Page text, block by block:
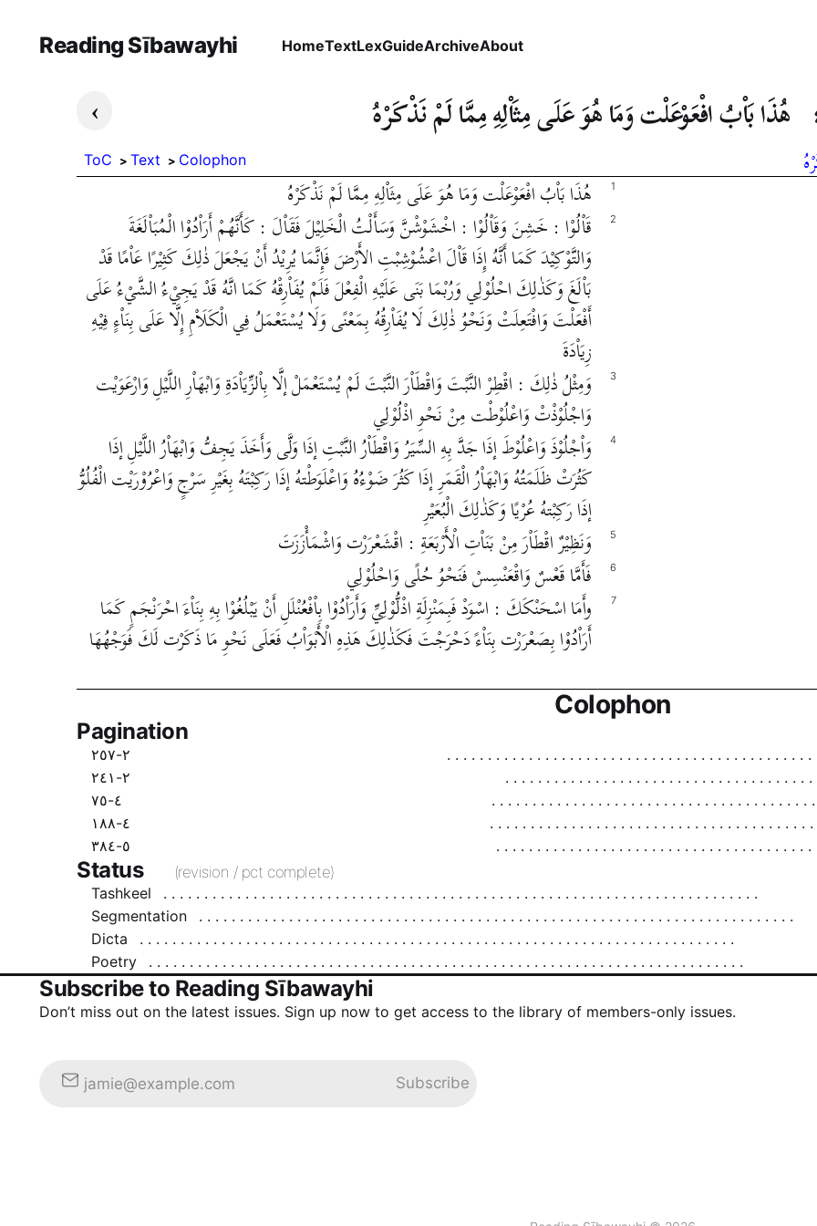
Reading Sībawayhi HomeTextLexGuideArchiveAbout
› هُذَا بَاْبُ افْعَوْعَلْت وَمَا هُوَ عَلَى مِثَاْلِهِ مِمَّا لَمْ نَذْكَرْهُ
ToC Text Colophon
هُذَا بَاْبُ افْعَوْعَلْت وَمَا هُوَ عَلَى مِثَاْلِهِ مِمَّا لَمْ نَذْكَرْهُ
1
قَاْلُوْا : خَشِنَ وَقَاْلُوْا : اخْشَوْشْنَّ وَسَأَلْتُ الْخَلِيْلَ فَقَاْلَ : كَأَنَّهُمْ أَرَاْدُوْا الْمُبَاْلَغَةَ
وَالتَّوْكِيْدَ كَمَا أَنَّهُ إِذَا قَاْلَ اعْشُوْشِبْتِ الأَرْضَ فَإِنَّمَا يُرِيْدُ أَنْ يَجْعَلَ ذٰلِكَ كَثِيْرًا عَاْمًا قَدْ
بَاْلَغَ وَكَذٰلِكَ احْلُوْلِي وَرُبْمَا بَنَى عَلَيْهِ الْفِعْلَ فَلَمْ يُفَاْرِقْهُ كَمَا انَّهُ قَدْ يَجِيْءُ الشَّيْءُ عَلَى
أَفْعَلْتَ وَافْتَعِلَتْ وَنَحْوُ ذٰلِكَ لَا يُفَاْرِقُهُ بِمَعْنًى وَلَا يُسْتَعْمَلُ فِي الْكَلَاْمِ إِلَّا عَلَى بِنَاْءٍ فِيْهِ
زِيَاْدَةَ
2
وَمِثْلُ ذٰلِكَ : اقْطِرْ النَّبْتَ وَاقْطَاْرَ النَّبْتَ لَمْ يُسْتَعْمَلْ إلَّا بِاْلزِّيَاْدَةِ وَابْهَاْرِ اللَّيْلِ وَارْعَوَيْت
وَاجْلُوْذْتْ وَاعْلُوْطْت مِنْ نَحْوِ اذْلُوْلِي
3
وَاْجْلُوْذَ وَاعْلُوْطَ إذَا جَدَّ بِهِ السِّيَرُ وَاقْطَاْرُ النَّبْتِ إذَا وَلَّى وَأَخَذَ يَجِفُّ وَابْهَاْرُ اللَّيْلِ إذَا
كَثُرَتْ ظَلَمَتُهُ وَابْهَاْرُ الْقَمَرِ إذَا كَثُرَ ضَوْءُهُ وَاعْلَوَطْتهُ إذَا رَكِبْتَهُ بِغَيْرِ سَرْجٍ وَاعْرُوْرَيْت الْفُلُوُّ
إذَا رَكِبْتهُ عُرْيًا وَكَذٰلِكَ الْبُعَيْرِ
4
وَنَظِيْرٌ اقْطَاْرَ مِنْ بَنَاْتِ الْأَرْبَعَةِ : اقْشَعْرَرْت وَاشْمَأْزَزَتَ 5
فَأَمَّا قَعْسٌ وَاقْعَنْسِسْ فَنَحْوُ حُلًى وَاحْلُوْلِي 6
وأَمَا اسْحَنْكَكَ : اسْوَدْ فَبِمَنْزِلَةِ اذْلُّوْلِيِّ وَأَرَاْدُوْا بِاْفْعُنْلَلِ أَنْ يَبْلُغُوْا بِهِ بِنَاْءَ احْرَنْجَمٍ كَمَا
أَرَاْدُوْا بِصَعْرَرْت بِنَاْءً دَحْرَجْتَ فَكَذٰلِكَ هَذِهِ الْأَبْوَاْبُ فَعَلَى نَحْوِ مَا ذَكَرْت لَكَ فَوَجْهُهَا
7
Colophon
Pagination
٢-٢٥٧
٢-٢٤١
٤-٧٥
٤-١٨٨
٥-٣٨٤
Status
(revision / pct complete)
Tashkeel
Segmentation
Dicta
Poetry
Subscribe to Reading Sībawayhi
Don’t miss out on the latest issues. Sign up now to get access to the library of members-only issues.
jamie@example.com Subscribe